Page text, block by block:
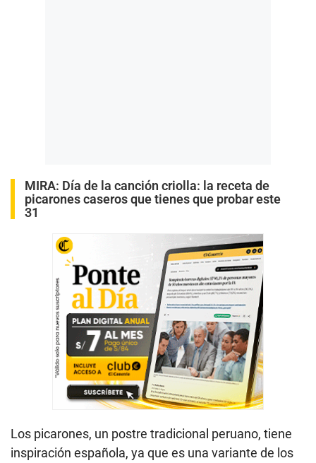
MIRA: Día de la canción criolla: la receta de
picarones caseros que tienes que probar este
31
Los picarones, un postre tradicional peruano, tiene
inspiración española, ya que es una variante de los